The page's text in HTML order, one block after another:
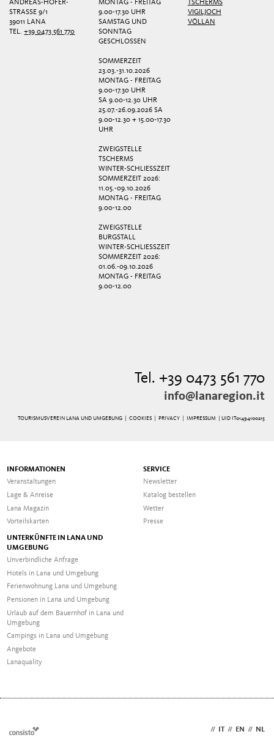
ANDREAS-HOFER-
STRASSE 9/1
39011 LANA
TEL.+39 0473 561 770
MONTAG - FREITAG
9.00-17.30 UHR
SAMSTAG UND
SONNTAG
GESCHLOSSEN
SOMMERZEIT
23.03.-31.10.2026
MONTAG - FREITAG
9.00-17.30 UHR
SA 9.00-12.30 UHR
25.07.-26.09.2026 SA
9.00-12.30 + 15.00-17.30
UHR
ZWEIGSTELLE
TSCHERMS
WINTER-SCHLIESSZEIT
SOMMERZEIT 2026:
11.05.-09.10.2026
MONTAG - FREITAG
9.00-12.00
ZWEIGSTELLE
BURGSTALL
WINTER-SCHLIESSZEIT
SOMMERZEIT 2026:
01.06.-09.10.2026
MONTAG - FREITAG
9.00-12.00
TSCHERMS
VIGILJOCH
VÖLLAN
Tel. +39 0473 561 770
info@lanaregion.it
TOURISMUSVEREIN LANA UND UMGEBUNG | COOKIES| PRIVACY| IMPRESSUM | UID IT01494100215
INFORMATIONEN
Veranstaltungen
Lage & Anreise
Lana Magazin
Vorteilskarten
SERVICE
Newsletter
Katalog bestellen
Wetter
Presse
UNTERKÜNFTE IN LANA UND
UMGEBUNG
Unverbindliche Anfrage
Hotels in Lana und Umgebung
Ferienwohnung Lana und Umgebung
Pensionen in Lana und Umgebung
Urlaub auf dem Bauernhof in Lana und
Umgebung
Campings in Lana und Umgebung
Angebote
Lanaquality
// IT // EN // NL